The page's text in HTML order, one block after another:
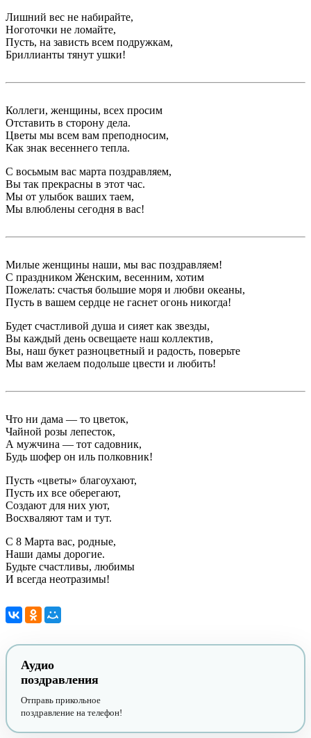
Лишний вес не набирайте,
Ноготочки не ломайте,
Пусть, на зависть всем подружкам,
Бриллианты тянут ушки!
Коллеги, женщины, всех просим
Отставить в сторону дела.
Цветы мы всем вам преподносим,
Как знак весеннего тепла.
С восьмым вас марта поздравляем,
Вы так прекрасны в этот час.
Мы от улыбок ваших таем,
Мы влюблены сегодня в вас!
Милые женщины наши, мы вас поздравляем!
С праздником Женским, весенним, хотим
Пожелать: счастья большие моря и любви океаны,
Пусть в вашем сердце не гаснет огонь никогда!
Будет счастливой душа и сияет как звезды,
Вы каждый день освещаете наш коллектив,
Вы, наш букет разноцветный и радость, поверьте
Мы вам желаем подольше цвести и любить!
Что ни дама — то цветок,
Чайной розы лепесток,
А мужчина — тот садовник,
Будь шофер он иль полковник!
Пусть «цветы» благоухают,
Пусть их все оберегают,
Создают для них уют,
Восхваляют там и тут.
С 8 Марта вас, родные,
Наши дамы дорогие.
Будьте счастливы, любимы
И всегда неотразимы!
Аудио
поздравления
Отправь прикольное
поздравление на телефон!